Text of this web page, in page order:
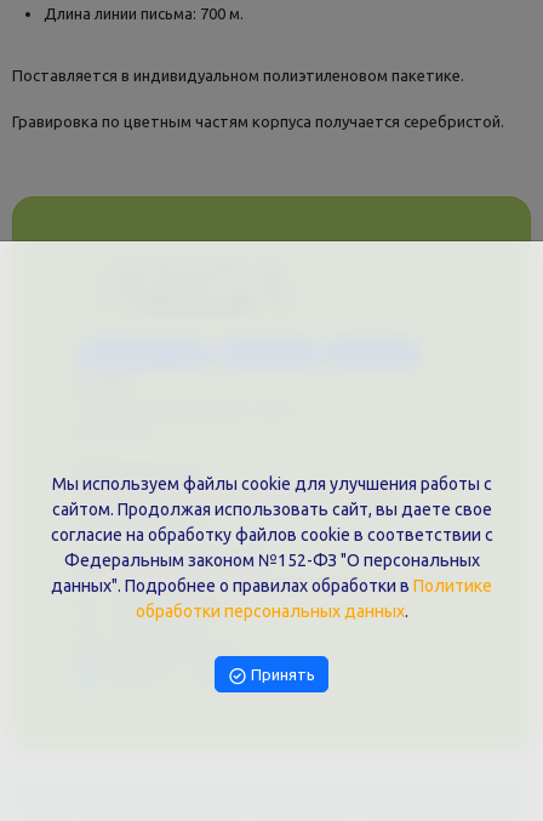
Длина линии письма: 700 м.
Поставляется в индивидуальном полиэтиленовом пакетике.
Гравировка по цветным частям корпуса получается серебристой.
Документы
Политика обработки персональных данных
Публичная оферта
Контакты филиала
г. Краснодар, ул. Шоссе Нефтяников, 28, оф. 51
+7 (861)202-09-02
Написать в Telegram
Мы используем файлы cookie для улучшения работы с
сайтом. Продолжая использовать сайт, вы даете свое
согласие на обработку файлов cookie в соответствии с
Федеральным законом №152-ФЗ "О персональных
данных". Подробнее о правилах обработки в Политике
обработки персональных данных.
Принять